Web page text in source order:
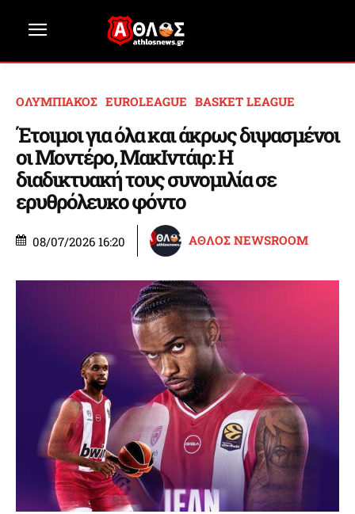
ΟΛΥΜΠΙΑΚΟΣ EUROLEAGUE BASKET LEAGUE
Έτοιμοι για όλα και άκρως διψασμένοι
οι Μοντέρο, ΜακΙντάιρ: Η
διαδικτυακή τους συνομιλία σε
ερυθρόλευκο φόντο
08/07/2026 16:20 ΑΘΛΟΣ NEWSROOM